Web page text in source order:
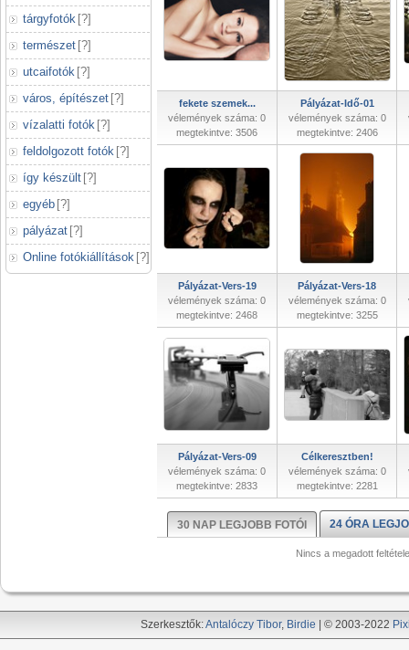
tárgyfotók [?]
természet [?]
utcaifotók [?]
város, építészet [?]
vízalatti fotók [?]
feldolgozott fotók [?]
így készült [?]
egyéb [?]
pályázat [?]
Online fotókiállítások [?]
fekete szemek...
vélemények száma: 0
megtekintve: 3506
Pályázat-Idő-01
vélemények száma: 0
megtekintve: 2406
Pályázat-Vers-19
vélemények száma: 0
megtekintve: 2468
Pályázat-Vers-18
vélemények száma: 0
megtekintve: 3255
Pályázat-Vers-09
vélemények száma: 0
megtekintve: 2833
Célkeresztben!
vélemények száma: 0
megtekintve: 2281
30 NAP LEGJOBB FOTÓI 24 ÓRA
Nincs a megadott
Szerkesztők:Antalóczy Tibor, Birdie | © 2003-2022